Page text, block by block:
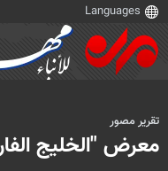
تقرير مصور
معرض "الخليج